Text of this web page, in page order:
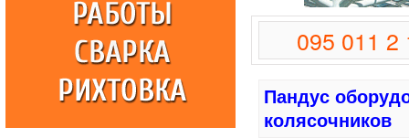
095 011
Пандус
колясочников